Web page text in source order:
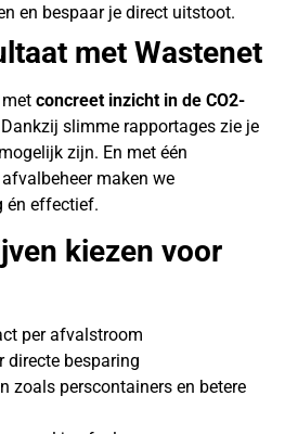
en bespaar je direct uitstoot.
met Wastenet
concreet inzicht in de CO2-
slimme rapportages zie je
zijn. En met één
maken we
én effectief.
kiezen voor
per afvalstroom
directe besparing
zoals perscontainers en betere